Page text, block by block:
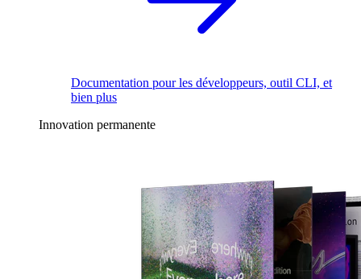
Documentation pour les développeurs, outil CLI, et
bien plus
Innovation permanente